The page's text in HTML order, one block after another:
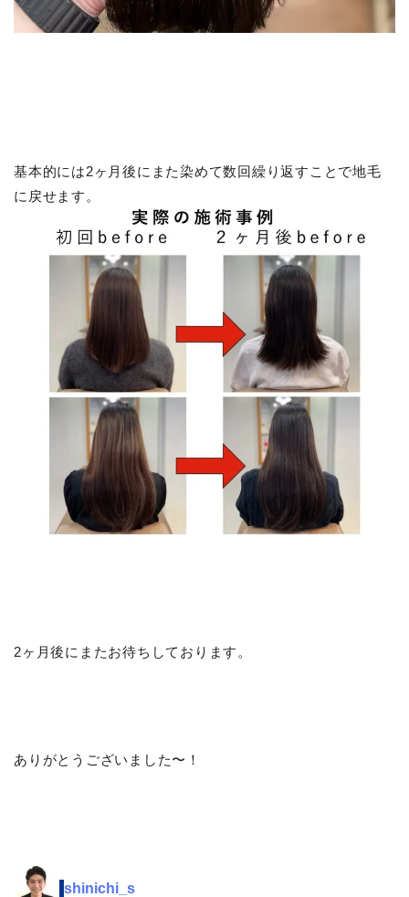
基本的には2ヶ月後にまた染めて数回繰り返すことで地毛
に戻せます。
2ヶ月後にまたお待ちしております。
ありがとうございました〜！
shinichi_s